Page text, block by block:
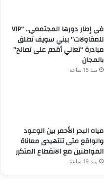
في إطار دورها المجتمعي.. “VIP
للمقاولات” ببني سويف تطلق
مبادرة “تعالي أقدم على تصالح”
بالمجان
منذ 15 ساعة
مياه البحر الأحمر بين الوعود
والواقع متى تنتهيدى معاناة
المواطنين مع الانقطاع المتكرر
منذ 19 ساعة